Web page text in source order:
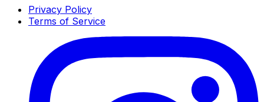
Privacy Policy
Terms of Service